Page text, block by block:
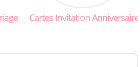
Cartes InvitationAnniversaire